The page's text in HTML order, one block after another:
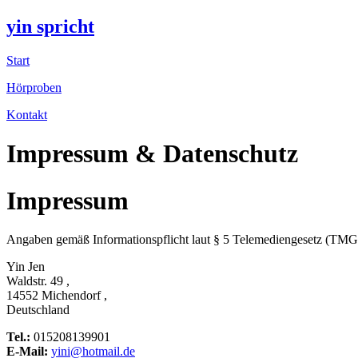
yin spricht
Start
Hörproben
Kontakt
Impressum & Datenschutz
Impressum
Angaben gemäß Informationspflicht laut § 5 Telemediengesetz
Yin Jen
Waldstr. 49 ,
14552 Michendorf ,
Deutschland
Tel.: 015208139901
E-Mail: yini@hotmail.de